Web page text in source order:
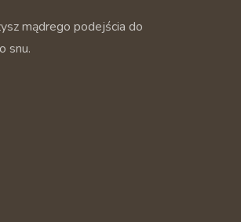
mądrego podejścia do
snu.